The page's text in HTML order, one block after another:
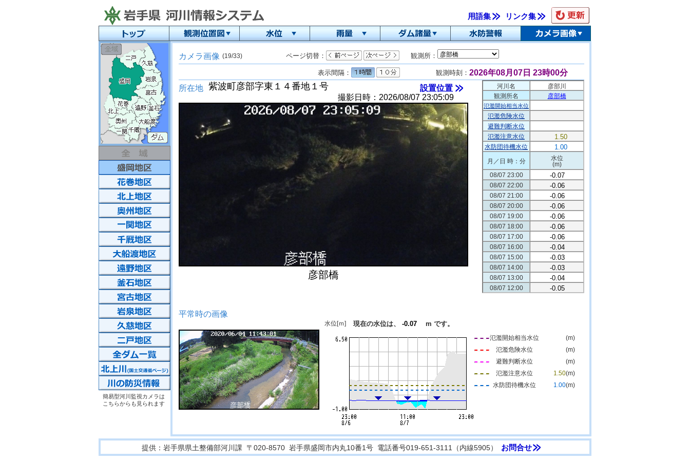
用語集 リンク集
簡易型河川監視カメラは
こちらからも見られます
カメラ画像 (19/33) ページ切替： 観測所：
表示間隔： 観測時刻： 2026年08月07日 23時00分
所在地
設置位置
撮影日時：2026/08/07 23:05:09
彦部橋
河川名
彦部川
観測所名
彦部橋
氾濫開始相当水位
氾濫危険水位
避難判断水位
氾濫注意水位
1.50
水防団待機水位 1.00
月／日 時：分
水位
(m)
08/07 23:00
-0.07
08/07 22:00 -0.06
08/07 21:00 -0.06
08/07 20:00 -0.06
08/07 19:00 -0.06
08/07 18:00 -0.06
08/07 17:00 -0.06
08/07 16:00 -0.04
08/07 15:00 -0.03
08/07 14:00 -0.03
08/07 13:00 -0.04
08/07 12:00 -0.05
平常時の画像
水位[ｍ] 現在の水位は、-0.07 m です。
氾濫開始相当水位
(m)
氾濫危険水位
(m)
避難判断水位
(m)
氾濫注意水位
1.50(m)
水防団待機水位
1.00(m)
提供：岩手県県土整備部河川課 〒020-8570 岩手県盛岡市内丸10番1号 電話番号019-651-3111（内線5905） お問合せ